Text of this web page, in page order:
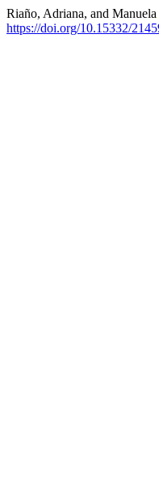
Riaño, Adriana, and
https://doi.org/10.15332/